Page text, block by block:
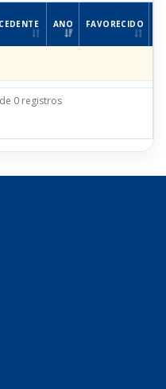
ANO FAVORECIDO
0 registros